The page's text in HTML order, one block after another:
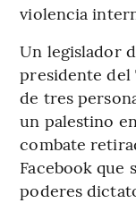
violencia
Un legislador
presidente del
de tres
un palestino
combate
Facebook que
poderes